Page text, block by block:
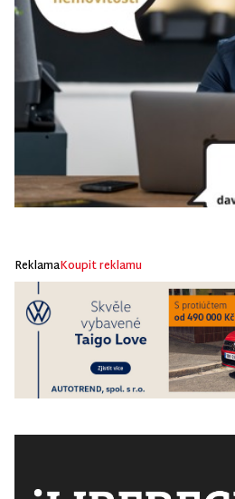
ReklamaKoupit reklamu